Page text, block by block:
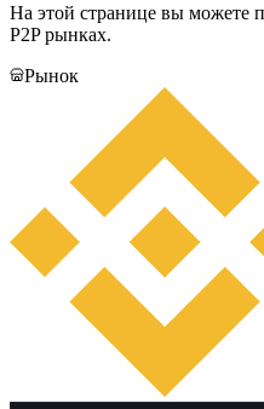
На этой странице вы можете
P2P рынках.
Рынок